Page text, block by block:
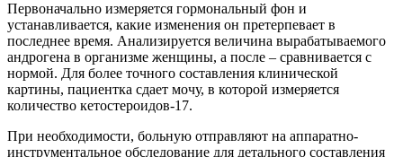
Первоначально измеряется гормональный фон и
устанавливается, какие изменения он претерпевает в
последнее время. Анализируется величина вырабатываемого
андрогена в организме женщины, а после – сравнивается с
нормой. Для более точного составления клинической
картины, пациентка сдает мочу, в которой измеряется
количество кетостероидов-17.
При необходимости, больную отправляют на аппаратно-
инструментальное обследование для детального составления